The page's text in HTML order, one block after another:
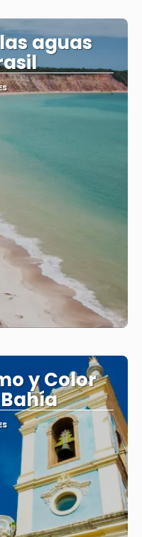
aguas
y Color